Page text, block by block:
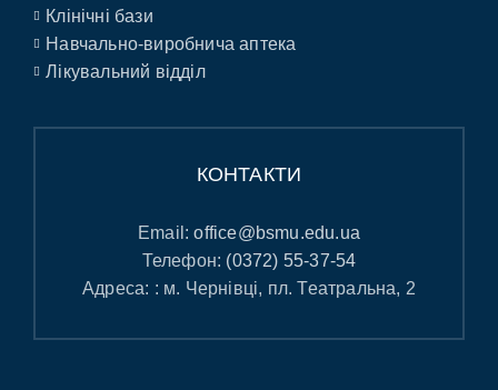
Клінічні бази
Навчально-виробнича аптека
Лікувальний відділ
КОНТАКТИ
Email:office@bsmu.edu.ua
Телефон: (0372) 55-37-54
Адреса: : м. Чернівці, пл. Театральна, 2